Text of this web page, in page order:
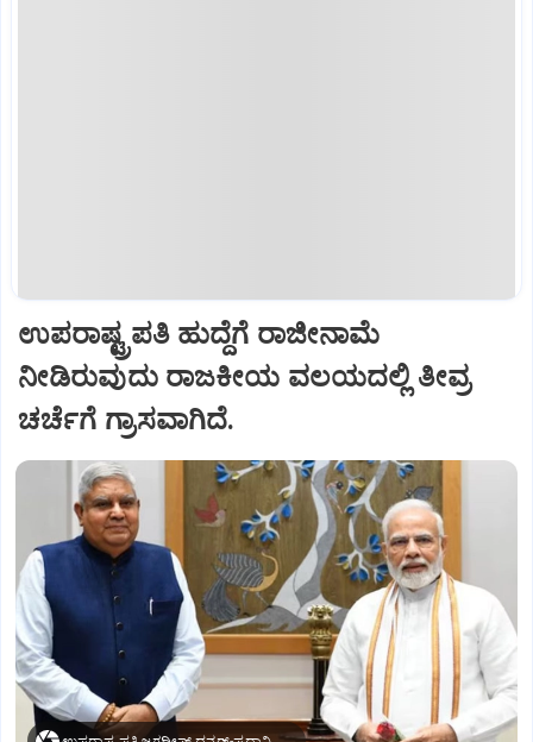
ಉಪರಾಷ್ಟ್ರಪತಿ ಹುದ್ದೆಗೆ ರಾಜೀನಾಮೆ
ನೀಡಿರುವುದು ರಾಜಕೀಯ ವಲಯದಲ್ಲಿ ತೀವ್ರ
ಚರ್ಚೆಗೆ ಗ್ರಾಸವಾಗಿದೆ.